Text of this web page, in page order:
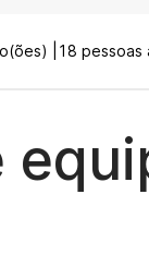
| 18 pessoas